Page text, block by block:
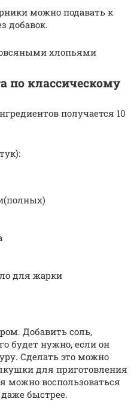
можно подавать к
добавок.
хлопьями
по классическому
получается 10
для жарки
Добавить соль,
будет нужно, если он
Сделать это можно
для приготовления
можно воспользоваться
быстрее.